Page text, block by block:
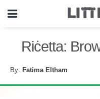
Riċetta:
By: Fatima Eltham